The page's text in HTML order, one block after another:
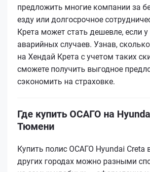
предложить многие компании за
езду или долгосрочное
Крета может стать дешевле, если у
аварийных случаев. Узнав,
на Хендай Крета с учетом таких
сможете получить выгодное
сэкономить на страховке.
Где купить ОСАГО на
Тюмени
Купить полис ОСАГО Hyundai Creta
других городах можно разными